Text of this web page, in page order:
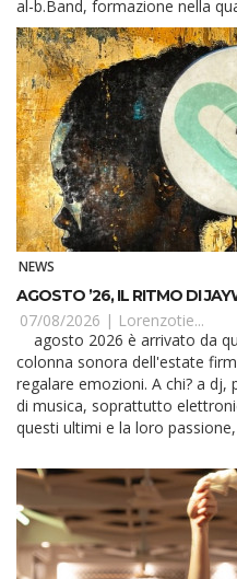
al-b.Band, formazione nella
il basso en...
NEWS
AGOSTO ’26, IL RITMO DI
07/08/2026 | Lorenzotie...
colonna sonora dell'estate
regalare emozioni. A chi? a
di musica, soprattutto
questi ultimi e la loro